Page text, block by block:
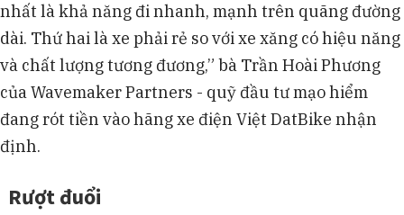
nhất là khả năng đi nhanh, mạnh trên quãng đường
dài. Thứ hai là xe phải rẻ so với xe xăng có hiệu năng
và chất lượng tương đương,” bà Trần Hoài Phương
của Wavemaker Partners - quỹ đầu tư mạo hiểm
đang rót tiền vào hãng xe điện Việt DatBike nhận
định.